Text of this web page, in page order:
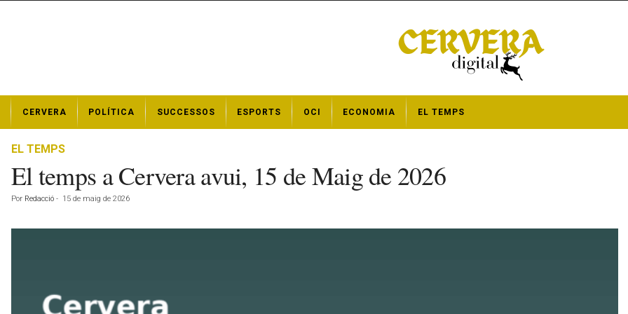
t
CERVERA POLÍTICA SUCCESSOS ESPORTS OCI ECONOMIA EL TEMPS
EL TEMPS
El temps a Cervera avui, 15 de Maig de 2026
Por Redacció - 15 de maig de 2026